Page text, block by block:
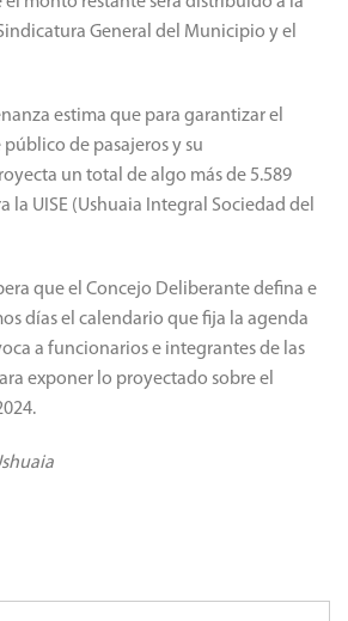
General del Municipio y el
estima que para garantizar el
de pasajeros y su
un total de algo más de 5.589
la UISE (Ushuaia Integral Sociedad del
que el Concejo Deliberante defina e
días el calendario que fija la agenda
a funcionarios e integrantes de las
exponer lo proyectado sobre el